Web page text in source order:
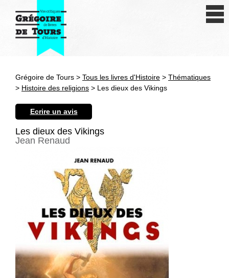
Antiquité
Epoque moderne
XXe siècle
Autres civilisations
Thématiques
Grégoire de Tours > Tous les livres d'Histoire > Thématiques
> Histoire des religions > Les dieux des Vikings
Ecrire un avis
Les dieux des Vikings
Jean Renaud